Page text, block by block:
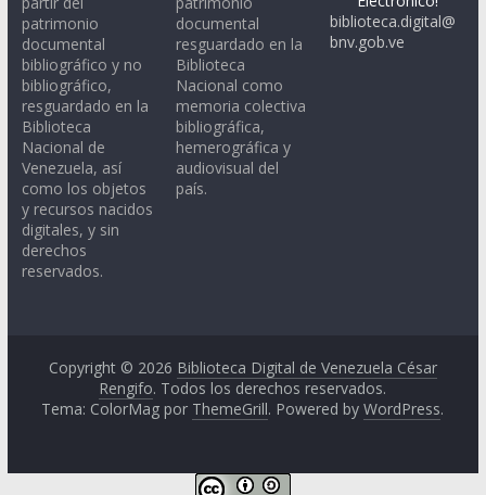
patrimonio
documental
bibliográfico y no
bibliográfico,
resguardado en la
Biblioteca
Nacional de
Venezuela, así
como los objetos
y recursos nacidos
digitales, y sin
derechos
reservados.
documental
resguardado en la
Biblioteca
Nacional como
memoria colectiva
bibliográfica,
hemerográfica y
audiovisual del
país.
biblioteca.digital@
bnv.gob.ve
Copyright © 2026 Biblioteca Digital de Venezuela César
Rengifo. Todos los derechos reservados.
Tema: ColorMag por ThemeGrill. Powered byWordPress.